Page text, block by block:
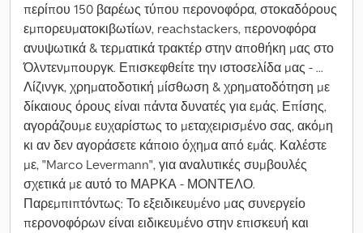
περίπου 150 βαρέως τύπου περονοφόρα, στοκαδόρους
εμπορευματοκιβωτίων, reachstackers, περονοφόρα
ανυψωτικά & τερματικά τρακτέρ στην αποθήκη μας στο
Όλντενμπουργκ. Επισκεφθείτε την ιστοσελίδα μας - ...
Λίζινγκ, χρηματοδοτική μίσθωση & χρηματοδότηση με
δίκαιους όρους είναι πάντα δυνατές για εμάς. Επίσης,
αγοράζουμε ευχαρίστως το μεταχειρισμένο σας, ακόμη
κι αν δεν αγοράσετε κάποιο όχημα από εμάς. Καλέστε
με, "Marco Levermann", για αναλυτικές συμβουλές
σχετικά με αυτό το ΜΑΡΚΑ - ΜΟΝΤΕΛΟ.
Παρεμπιπτόντως: Το εξειδικευμένο μας συνεργείο
περονοφόρων είναι ειδικευμένο στην επισκευή και